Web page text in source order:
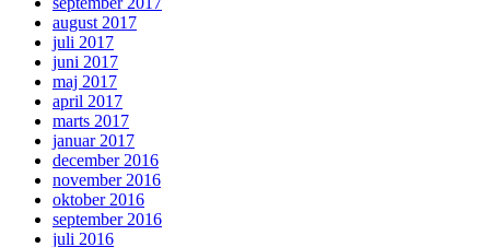
august 2017
juli 2017
juni 2017
maj 2017
april 2017
marts 2017
januar 2017
december 2016
november 2016
oktober 2016
september 2016
juli 2016